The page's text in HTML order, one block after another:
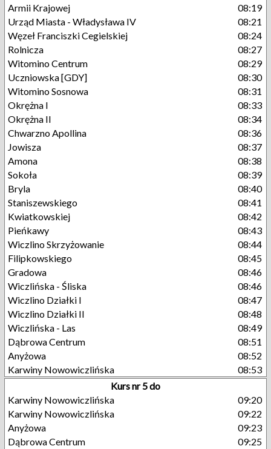
Armii Krajowej
08:19
Urząd Miasta - Władysława IV
08:21
Węzeł Franciszki Cegielskiej
08:24
Rolnicza
08:27
Witomino Centrum
08:29
Uczniowska [GDY]
08:30
Witomino Sosnowa
08:31
Okrężna I
08:33
Okrężna II
08:34
Chwarzno Apollina
08:36
Jowisza
08:37
Amona
08:38
Sokoła
08:39
Bryla
08:40
Staniszewskiego
08:41
Kwiatkowskiej
08:42
Pieńkawy
08:43
Wiczlino Skrzyżowanie
08:44
Filipkowskiego
08:45
Gradowa
08:46
Wiczlińska - Śliska
08:46
Wiczlino Działki I
08:47
Wiczlino Działki II
08:48
Wiczlińska - Las
08:49
Dąbrowa Centrum
08:51
Anyżowa
08:52
Karwiny Nowowiczlińska
08:53
Kurs nr 5 do
Karwiny Nowowiczlińska
09:20
Karwiny Nowowiczlińska
09:22
Anyżowa
09:23
Dąbrowa Centrum
09:25